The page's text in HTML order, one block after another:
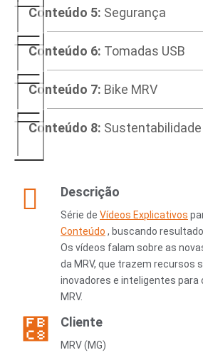
Conteúdo 5: Segurança
Conteúdo 6: Tomadas USB
Conteúdo 7: Bike MRV
Conteúdo 8: Sustentabilidade
Descrição
Série de Vídeos Explicativos
Conteúdo , buscando
Os vídeos falam sobre as
da MRV, que trazem recursos
inovadores e inteligentes
MRV.
Cliente
MRV (MG)